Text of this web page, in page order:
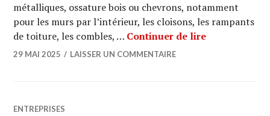
métalliques, ossature bois ou chevrons, notamment
pour les murs par l’intérieur, les cloisons, les rampants
de toiture, les combles, … Continuer de lireFBT ISOL
29 MAI 2025 LAISSER UN COMMENTAIRE
ENTREPRISES